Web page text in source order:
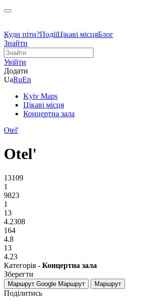
Куди піти?ПодіїЦікаві місцяБлог
Знайти
Увійти
Додати
UaRuEn
Kyiv Maps
Цікаві місця
Концертна зала
Otel'
Otel'
13109
1
9823
1
13
4.2308
164
4.8
13
4.23
Категорія - Концертна зала
Зберегти
Маршрут Google Маршрут Маршрут
Поділитись